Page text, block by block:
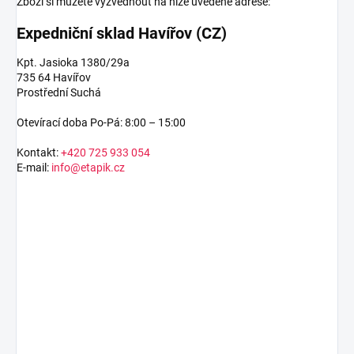
Expedniční sklad Havířov (CZ)
Kpt. Jasioka 1380/29a
735 64 Havířov
Prostřední Suchá
Otevírací doba Po-Pá: 8:00 – 15:00
Kontakt:+420 725 933 054
E-mail: info@etapik.cz